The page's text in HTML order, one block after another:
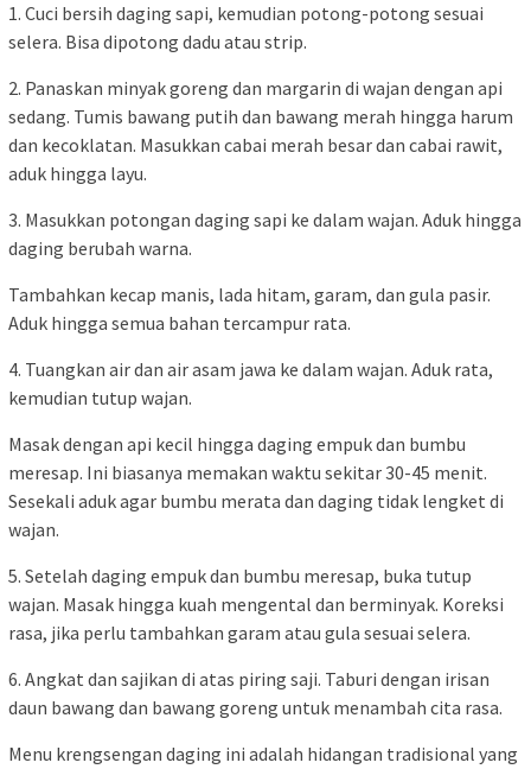
1. Cuci bersih daging sapi, kemudian potong-potong sesuai
selera. Bisa dipotong dadu atau strip.
2. Panaskan minyak goreng dan margarin di wajan dengan api
sedang. Tumis bawang putih dan bawang merah hingga harum
dan kecoklatan. Masukkan cabai merah besar dan cabai rawit,
aduk hingga layu.
3. Masukkan potongan daging sapi ke dalam wajan. Aduk hingga
daging berubah warna.
Tambahkan kecap manis, lada hitam, garam, dan gula pasir.
Aduk hingga semua bahan tercampur rata.
4. Tuangkan air dan air asam jawa ke dalam wajan. Aduk rata,
kemudian tutup wajan.
Masak dengan api kecil hingga daging empuk dan bumbu
meresap. Ini biasanya memakan waktu sekitar 30-45 menit.
Sesekali aduk agar bumbu merata dan daging tidak lengket di
wajan.
5. Setelah daging empuk dan bumbu meresap, buka tutup
wajan. Masak hingga kuah mengental dan berminyak. Koreksi
rasa, jika perlu tambahkan garam atau gula sesuai selera.
6. Angkat dan sajikan di atas piring saji. Taburi dengan irisan
daun bawang dan bawang goreng untuk menambah cita rasa.
Menu krengsengan daging ini adalah hidangan tradisional yang